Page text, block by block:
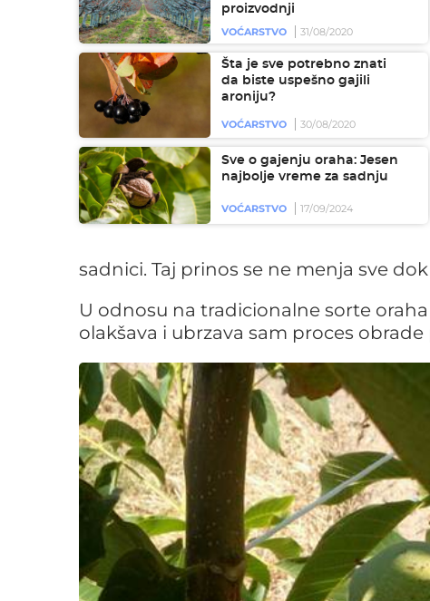
proizvodnji
VOĆARSTVO
31/08/2020
Šta je sve potrebno znati
da biste uspešno gajili
aroniju?
VOĆARSTVO 30/08/2020
Sve o gajenju oraha: Jesen
najbolje vreme za sadnju
VOĆARSTVO 17/09/2024
sadnici. Taj prinos se ne menja sve
U odnosu na tradicionalne sorte
olakšava i ubrzava sam proces obrade